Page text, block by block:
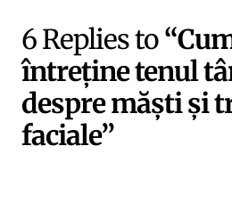
6 Replies to
întreține tenul
despre măști și
faciale”